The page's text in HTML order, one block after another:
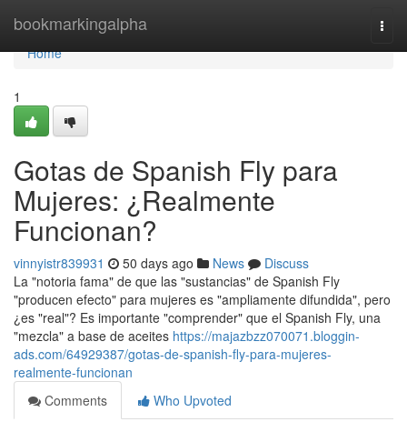
bookmarkingalpha
Home
Home
1
Gotas de Spanish Fly para
Mujeres: ¿Realmente
Funcionan?
vinnyistr839931 50 days ago News
Discuss
La "notoria fama" de que las "sustancias" de Spanish Fly
"producen efecto" para mujeres es "ampliamente difundida", pero
¿es "real"? Es importante "comprender" que el Spanish Fly, una
"mezcla" a base de aceites https://majazbzz070071.bloggin-
ads.com/64929387/gotas-de-spanish-fly-para-mujeres-
realmente-funcionan
Comments
Who Upvoted